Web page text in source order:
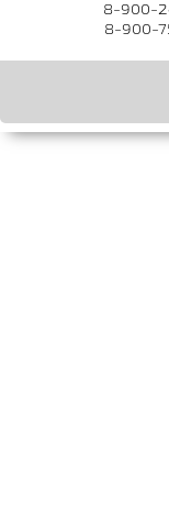
8-900-
8-900-